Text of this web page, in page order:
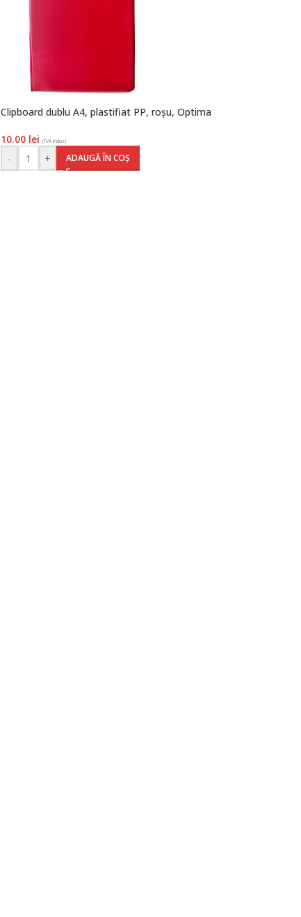
Clipboard dublu A4, plastifiat PP, roșu, Optima
10.00 lei (TVA inclus)
- + ADAUGĂ ÎN COȘ